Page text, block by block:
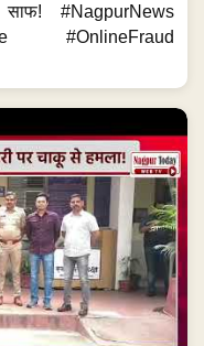
#NagpurNews
#OnlineFraud